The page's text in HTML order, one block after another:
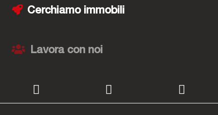
Cerchiamo immobili
Lavora con noi